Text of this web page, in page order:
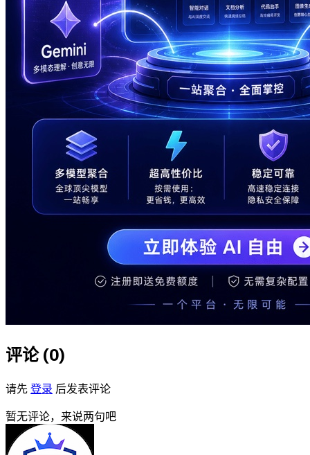
评论 (0)
请先 登录 后发表评论
暂无评论，来说两句吧